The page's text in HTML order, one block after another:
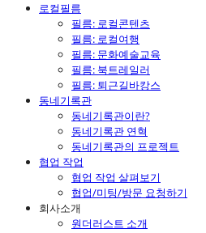
로컬필름
필름: 로컬콘텐츠
필름: 로컬여행
필름: 문화예술교육
필름: 북트레일러
필름: 퇴근길바캉스
동네기록관
동네기록관이란?
동네기록관 연혁
동네기록관의 프로젝트
협업 작업
협업 작업 살펴보기
협업/미팅/방문 요청하기
회사소개
원더러스트 소개